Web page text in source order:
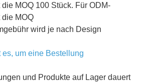
MOQ 100 Stück. Für ODM-
MOQ
wird je nach Design
um eine Bestellung
und Produkte auf Lager dauert